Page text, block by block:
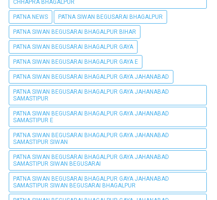
CHHAPRA BHAGALPUR
PATNA NEWS PATNA SIWAN BEGUSARAI BHAGALPUR
PATNA SIWAN BEGUSARAI BHAGALPUR BIHAR
PATNA SIWAN BEGUSARAI BHAGALPUR GAYA
PATNA SIWAN BEGUSARAI BHAGALPUR GAYA E
PATNA SIWAN BEGUSARAI BHAGALPUR GAYA JAHANABAD
PATNA SIWAN BEGUSARAI BHAGALPUR GAYA JAHANABAD
SAMASTIPUR
PATNA SIWAN BEGUSARAI BHAGALPUR GAYA JAHANABAD
SAMASTIPUR E
PATNA SIWAN BEGUSARAI BHAGALPUR GAYA JAHANABAD
SAMASTIPUR SIWAN
PATNA SIWAN BEGUSARAI BHAGALPUR GAYA JAHANABAD
SAMASTIPUR SIWAN BEGUSARAI
PATNA SIWAN BEGUSARAI BHAGALPUR GAYA JAHANABAD
SAMASTIPUR SIWAN BEGUSARAI BHAGALPUR